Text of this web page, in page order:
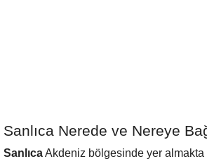
Sanlıca Nerede ve Nereye
SanlıcaAkdeniz bölgesinde yer